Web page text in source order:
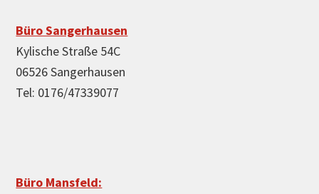
Büro Sangerhausen
Kylische Straße 54C
06526 Sangerhausen
Tel: 0176/47339077
Büro Mansfeld: